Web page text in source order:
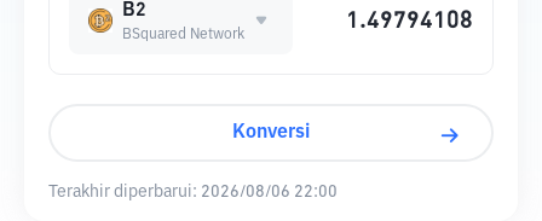
B2
BSquared Network
Konversi
Terakhir diperbarui: 2026/08/06 22:00